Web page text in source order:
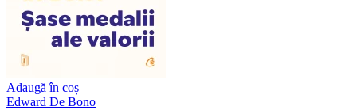
Adaugă în coș
Edward De Bono